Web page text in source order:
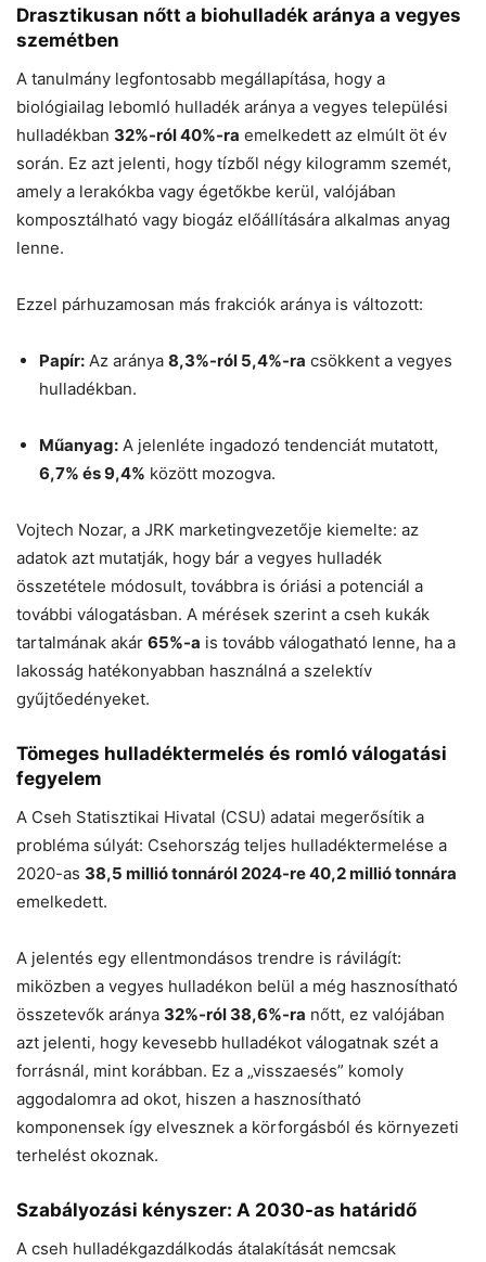
Drasztikusan nőtt a biohulladék aránya a vegyes
szemétben
A tanulmány legfontosabb megállapítása, hogy a
biológiailag lebomló hulladék aránya a vegyes települési
hulladékban 32%-ról 40%-ra emelkedett az elmúlt öt év
során. Ez azt jelenti, hogy tízből négy kilogramm szemét,
amely a lerakókba vagy égetőkbe kerül, valójában
komposztálható vagy biogáz előállítására alkalmas anyag
lenne.
Ezzel párhuzamosan más frakciók aránya is változott:
Papír: Az aránya 8,3%-ról 5,4%-ra csökkent a vegyes
hulladékban.
Műanyag: A jelenléte ingadozó tendenciát mutatott,
6,7% és 9,4% között mozogva.
Vojtech Nozar, a JRK marketingvezetője kiemelte: az
adatok azt mutatják, hogy bár a vegyes hulladék
összetétele módosult, továbbra is óriási a potenciál a
további válogatásban. A mérések szerint a cseh kukák
tartalmának akár 65%-a is tovább válogatható lenne, ha a
lakosság hatékonyabban használná a szelektív
gyűjtőedényeket.
Tömeges hulladéktermelés és romló válogatási
fegyelem
A Cseh Statisztikai Hivatal (CSU) adatai megerősítik a
probléma súlyát: Csehország teljes hulladéktermelése a
2020-as 38,5 millió tonnáról 2024-re 40,2 millió tonnára
emelkedett.
A jelentés egy ellentmondásos trendre is rávilágít:
miközben a vegyes hulladékon belül a még hasznosítható
összetevők aránya 32%-ról 38,6%-ra nőtt, ez valójában
azt jelenti, hogy kevesebb hulladékot válogatnak szét a
forrásnál, mint korábban. Ez a „visszaesés” komoly
aggodalomra ad okot, hiszen a hasznosítható
komponensek így elvesznek a körforgásból és környezeti
terhelést okoznak.
Szabályozási kényszer: A 2030-as határidő
A cseh hulladékgazdálkodás átalakítását nemcsak